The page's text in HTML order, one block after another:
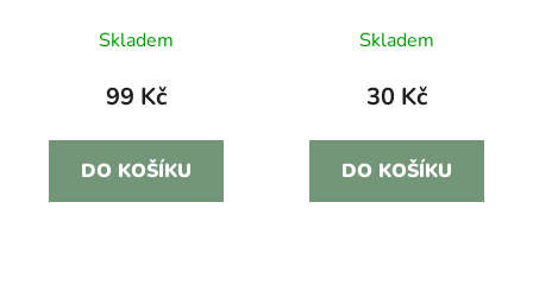
Skladem
99 Kč
DO KOŠÍKU
Skladem
30 Kč
DO KOŠÍKU